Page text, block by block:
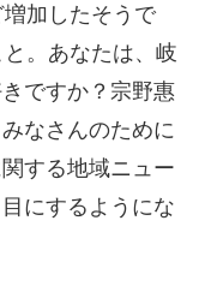
加したそうで
。あなたは、岐
ですか？宗野惠
なさんのために
する地域ニュー
にするようにな